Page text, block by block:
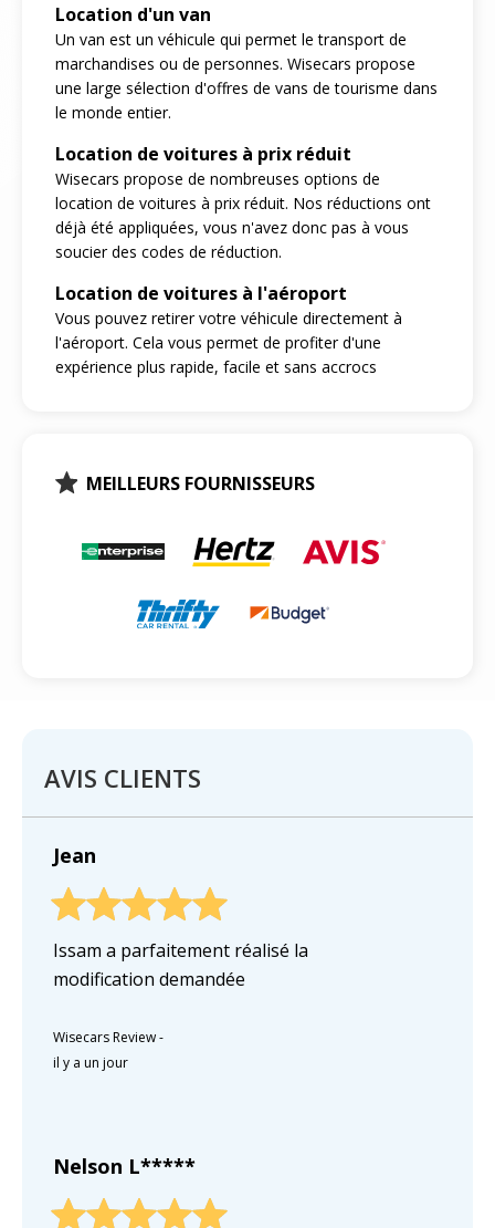
Location d'un van
Un van est un véhicule qui permet le transport de
marchandises ou de personnes. Wisecars propose
une large sélection d'offres de vans de tourisme dans
le monde entier.
Location de voitures à prix réduit
Wisecars propose de nombreuses options de
location de voitures à prix réduit. Nos réductions ont
déjà été appliquées, vous n'avez donc pas à vous
soucier des codes de réduction.
Location de voitures à l'aéroport
Vous pouvez retirer votre véhicule directement à
l'aéroport. Cela vous permet de profiter d'une
expérience plus rapide, facile et sans accrocs
MEILLEURS FOURNISSEURS
AVIS CLIENTS
Jean
Issam a parfaitement réalisé la
modification demandée
Wisecars Review-
il y a un jour
Nelson L*****